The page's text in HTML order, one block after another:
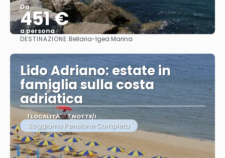
Da
451 €
a persona
Vedere
DESTINAZIONE:Bellaria-Igea Marina
Lido Adriano: estate in
famiglia sulla costa
adriatica
1 LOCALITÀ 7 NOTTE/I
Soggiorno Pensione Completa